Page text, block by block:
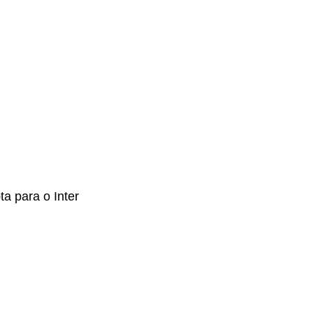
para o Inter